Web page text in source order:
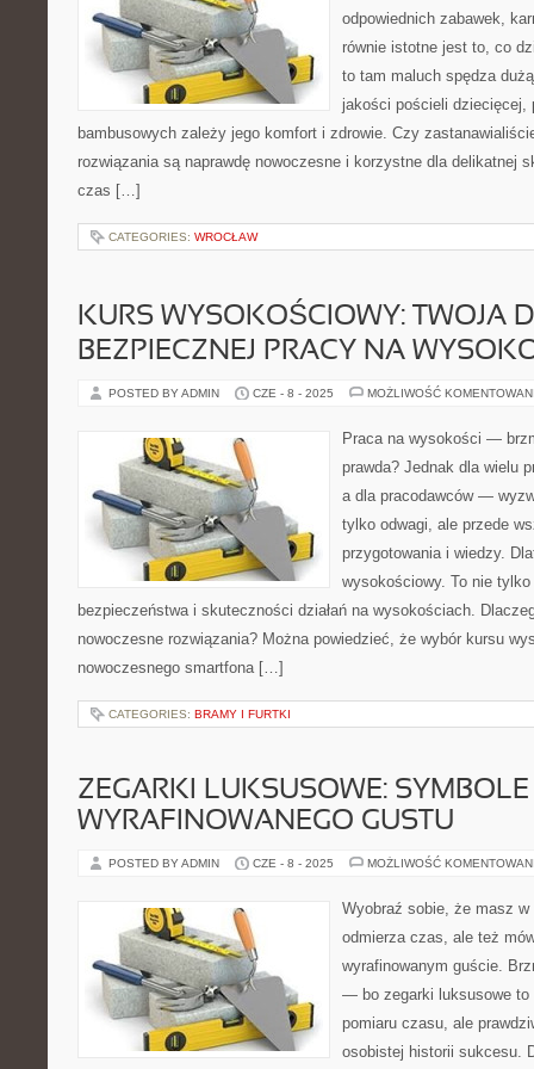
odpowiednich zabawek,
równie istotne jest to, co
to tam maluch spędza
jakości pościeli dziecięcej,
bambusowych zależy jego komfort i zdrowie. Czy
rozwiązania są naprawdę nowoczesne i korzystne dla delikatnej
czas […]
CATEGORIES: WROCŁAW
KURS WYSOKOŚCIOWY: TWOJA
BEZPIECZNEJ PRACY NA
POSTED BY ADMIN CZE - 8 - 2025 MOŻLIWOŚĆ
Praca na wysokości —
prawda? Jednak dla wielu
a dla pracodawców —
tylko odwagi, ale przede
przygotowania i wiedzy.
wysokościowy. To nie
bezpieczeństwa i skuteczności działań na wysokościach.
nowoczesne rozwiązania? Można powiedzieć, że wybór kursu
nowoczesnego smartfona […]
CATEGORIES: BRAMY I FURTKI
ZEGARKI LUKSUSOWE:
WYRAFINOWANEGO GUSTU
POSTED BY ADMIN CZE - 8 - 2025 MOŻLIWOŚĆ
Wyobraź sobie, że masz
odmierza czas, ale też
wyrafinowanym guście.
— bo zegarki luksusowe to
pomiaru czasu, ale
osobistej historii sukcesu.